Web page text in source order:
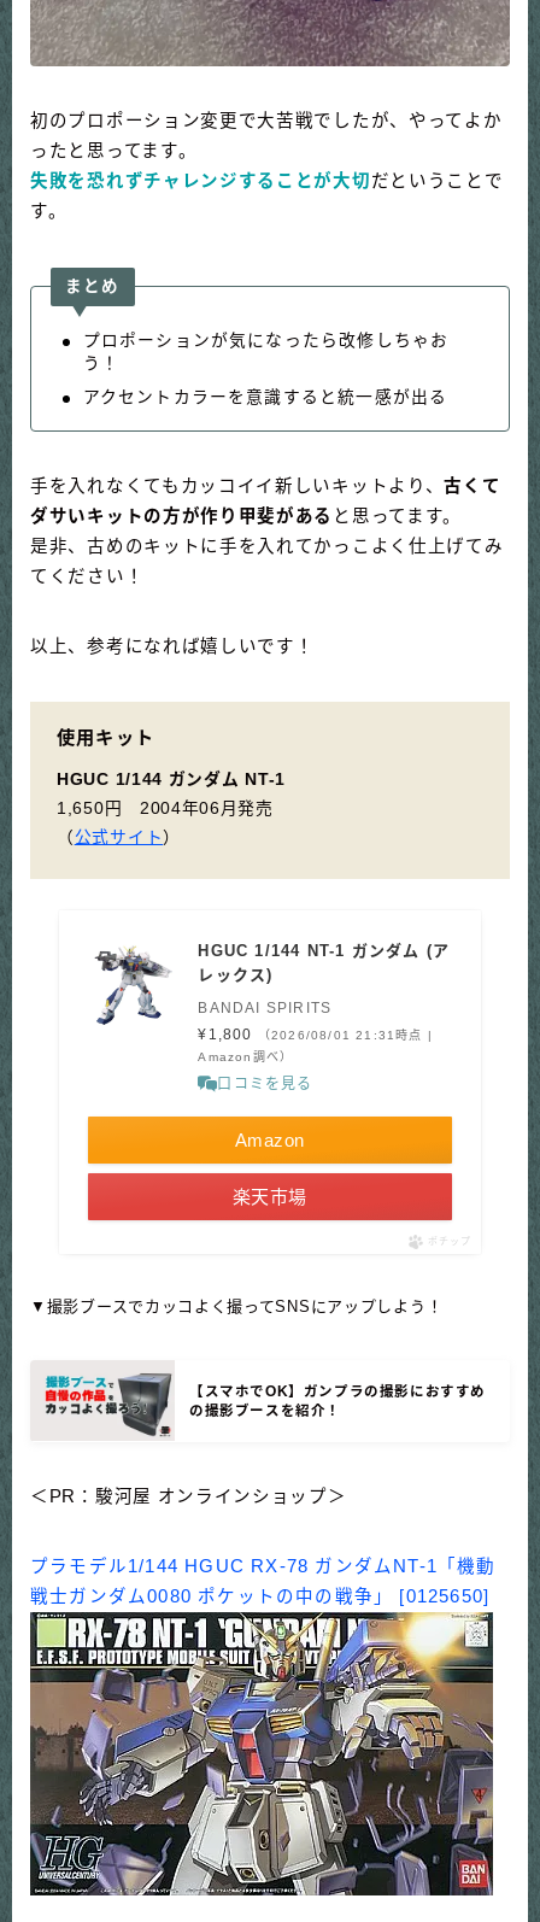
初のプロポーション変更で大苦戦でしたが、やってよか
ったと思ってます。
失敗を恐れずチャレンジすることが大切だということで
す。
まとめ
プロポーションが気になったら改修しちゃお
う！
アクセントカラーを意識すると統一感が出る
手を入れなくてもカッコイイ新しいキットより、古くて
ダサいキットの方が作り甲斐がある と思ってます。
是非、古めのキットに手を入れてかっこよく仕上げてみ
てください！
以上、参考になれば嬉しいです！
使用キット
HGUC 1/144 ガンダム NT-1
1,650円 2004年06月発売
（ 公式サイト）
HGUC 1/144 NT-1 ガンダム (ア
レックス)
BANDAI SPIRITS
¥1,800
（2026/08/01 21:31時点 |
Amazon調べ）
口コミを見る
Amazon
楽天市場
ポチップ
▼撮影ブースでカッコよく撮ってSNSにアップしよう！
【スマホでOK】ガンプラの撮影におすすめ
の撮影ブースを紹介！
＜PR：駿河屋 オンラインショップ＞
プラモデル1/144 HGUC RX-78 ガンダムNT-1「機動
戦士ガンダム0080 ポケットの中の戦争」 [0125650]